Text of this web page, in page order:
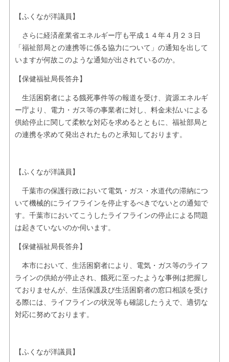
【ふくなが洋議員】
さらに経済産業省エネルギー庁も平成１４年４月２３日
「福祉部局との連携等に係る協力について」の通知を出して
いますが何故このような通知が出されているのか。
【保健福祉局長答弁】
生活困窮者による餓死事件等の報道を受け、資源エネルギ
ー庁より、電力・ガス等の事業者に対し、料金未払いによる
供給停止に関して柔軟な対応を求めるとともに、福祉部局と
の連携を求めて発出されたものと承知しております。
【ふくなが洋議員】
千葉市の保護行政において電気・ガス・水道代の滞納につ
いて機械的にライフラインを停止するべきでないとの通知で
す。千葉市においてこうしたライフラインの停止による問題
は起きていないのか伺います。
【保健福祉局長答弁】
本市において、生活困窮者により、電気・ガス等のライフ
ラインの供給が停止され、餓死に至ったような事例は把握し
ておりませんが、生活保護及び生活困窮者の窓口相談を受け
る際には、ライフラインの状況等も確認したうえで、適切な
対応に努めております。
【ふくなが洋議員】